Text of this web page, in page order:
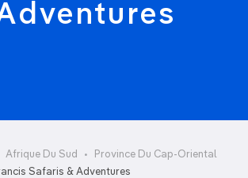
Afrique Du Sud
Province Du Cap-Oriental
Safaris & Adventures